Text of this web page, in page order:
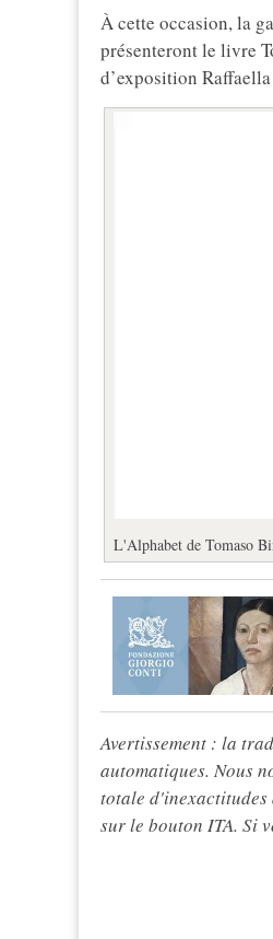
À cette occasion, la
présenteront le livre
d’exposition
L'Alphabet de Tomaso
Avertissement : la
automatiques. Nous
totale
sur le bouton ITA. Si